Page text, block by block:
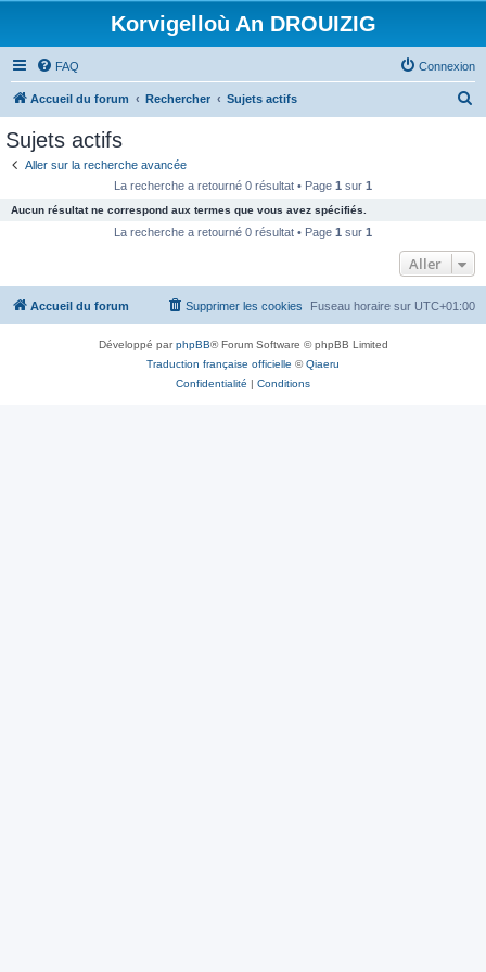
Korvigelloù An DROUIZIG
FAQ Connexion
Accueil du forum Rechercher Sujets actifs
c
e
Sujets actifs
Aller sur la recherche avancée
La recherche a retourné 0 résultat • Page 1 sur 1
Aucun résultat ne correspond aux termes que vous avez spécifiés.
La recherche a retourné 0 résultat • Page 1 sur 1
Aller
Accueil du forum Fuseau horaire sur UTC+01:00
Supprimer les cookies
Développé parphpBB® Forum Software © phpBB Limited
Traduction française officielle ©Qiaeru
Confidentialité | Conditions